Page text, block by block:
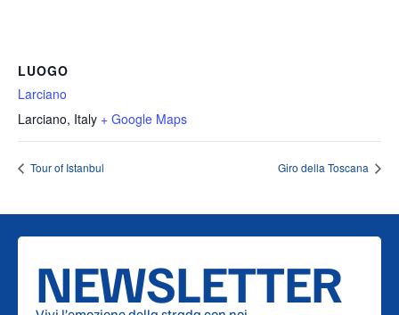
LUOGO
Larciano
Larciano, Italy + Google Maps
Tour of Istanbul Giro della Toscana
NEWSLETTER